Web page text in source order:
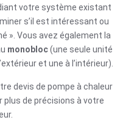
votre système existant
s’il est intéressant ou
». Vous avez également la
monobloc(une seule unité
et une à l’intérieur).
devis de pompe à chaleur
plus de précisions à votre